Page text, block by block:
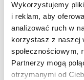
Wykorzystujemy
i reklam, aby
analizować ruch w
korzystasz z naszej
społecznościowym,
Partnerzy mogą
otrzymanymi od
Zgoda na ciasteczka
PRODUKTY
Zegarki
Instrumenty
Kalkulatory
Używamy
statystycznych i
ruch w tej